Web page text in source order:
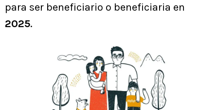
para ser beneficiario o beneficiaria en
2025.